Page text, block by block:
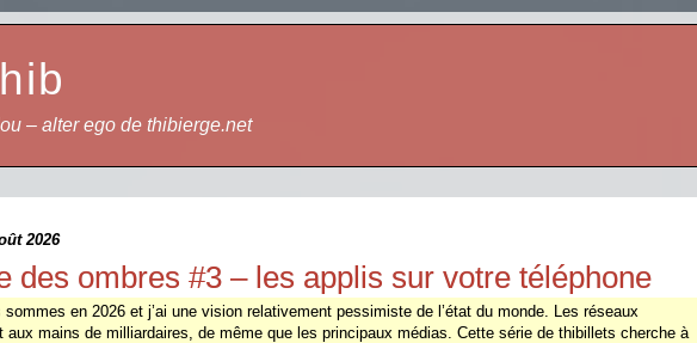
– alter ego de thibierge.net
2026
des ombres #3 – les applis sur votre téléphone
sommes en 2026 et j’ai une vision relativement pessimiste de l’état du monde. Les réseaux
aux mains de milliardaires, de même que les principaux médias. Cette série de thibillets cherche à